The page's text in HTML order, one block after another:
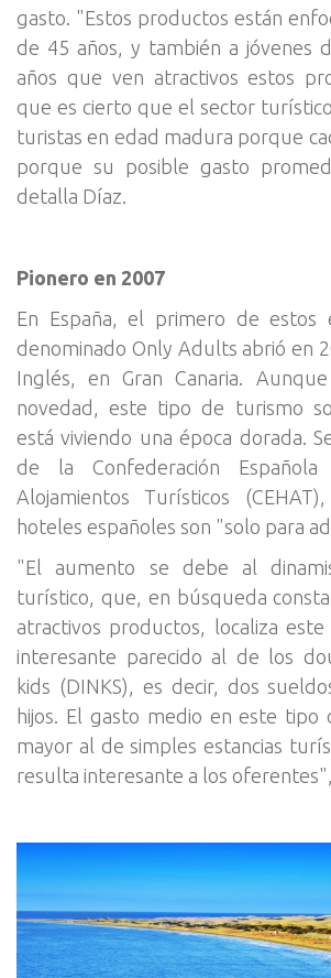
gasto. "Estos productos están
de 45 años, y también a jóvenes
años que ven atractivos estos
que es cierto que el sector
turistas en edad madura porque
porque su posible gasto
detalla Díaz.
Pionero en 2007
En España, el primero de estos
denominado Only Adults abrió en
Inglés, en Gran Canaria.
novedad, este tipo de turismo
está viviendo una época dorada.
de la Confederación
Alojamientos Turísticos
hoteles españoles son "solo para
"El aumento se debe al
turístico, que, en búsqueda
atractivos productos, localiza
interesante parecido al de los
kids (DINKS), es decir, dos
hijos. El gasto medio en este tipo
mayor al de simples estancias
resulta interesante a los